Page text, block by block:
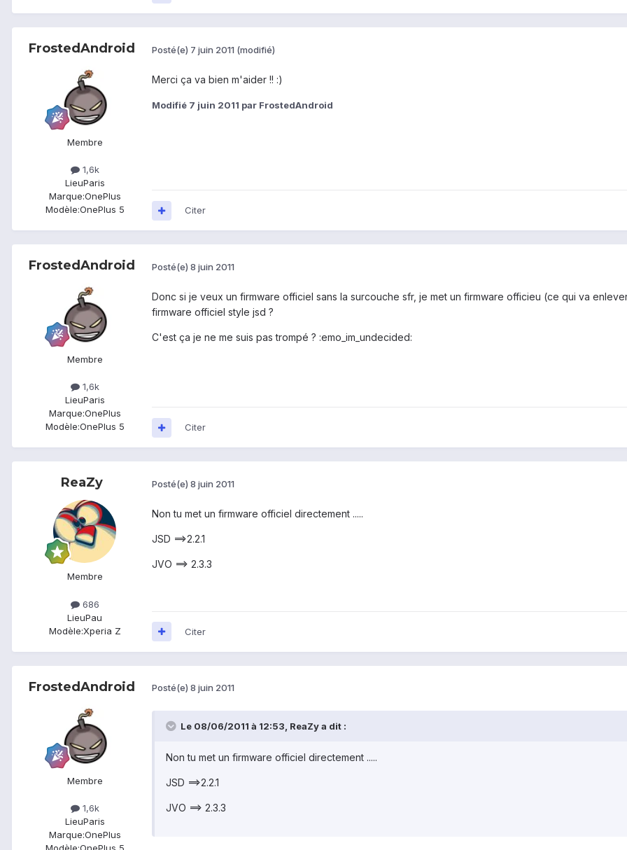
FrostedAndroid
Membre
1,6k
LieuParis
Marque:OnePlus
Modèle:OnePlus 5
Posté(e) 7 juin 2011 (modifié)
Merci ça va bien m'aider !! :)
Modifié 7 juin 2011 par FrostedAndroid
Citer
FrostedAndroid
Membre
1,6k
LieuParis
Marque:OnePlus
Modèle:OnePlus 5
Posté(e) 8 juin 2011
Donc si je veux un firmware officiel sans la surcouche sfr, je met un firmware officieu (ce qui va
firmware officiel style jsd ?
C'est ça je ne me suis pas trompé ? :emo_im_undecided:
Citer
ReaZy
Membre
686
LieuPau
Modèle:Xperia Z
Posté(e) 8 juin 2011
Non tu met un firmware officiel directement .....
JSD ==>2.2.1
JVO ==> 2.3.3
Citer
FrostedAndroid
Membre
1,6k
LieuParis
Marque:OnePlus
Posté(e) 8 juin 2011
Le 08/06/2011 à 12:53, ReaZy a dit :
Non tu met un firmware officiel directement .....
JSD ==>2.2.1
JVO ==> 2.3.3